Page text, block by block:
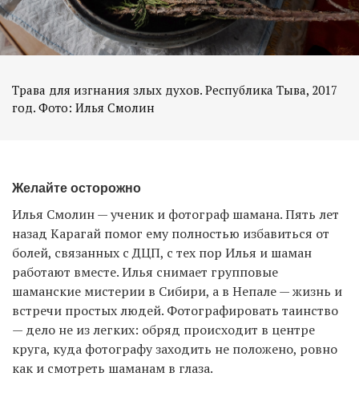
Трава для изгнания злых духов. Республика Тыва, 2017
год. Фото: Илья Смолин
Желайте осторожно
Илья Смолин — ученик и фотограф шамана. Пять лет
назад Карагай помог ему полностью избавиться от
болей, связанных с ДЦП, с тех пор Илья и шаман
работают вместе. Илья снимает групповые
шаманские мистерии в Сибири, а в Непале — жизнь и
встречи простых людей. Фотографировать таинство
— дело не из легких: обряд происходит в центре
круга, куда фотографу заходить не положено, ровно
как и смотреть шаманам в глаза.